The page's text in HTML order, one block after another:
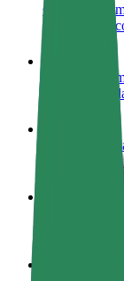
Colaborar
Gana dinero
Colaborar
Repartí
Añadir un
Llegá a más
Registrarse
Añadí tu